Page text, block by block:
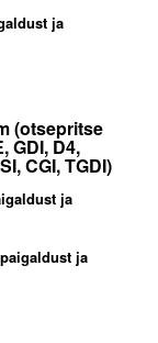
ja
(otsepritse
GDI, D4,
CGI, TGDI)
ja
ja